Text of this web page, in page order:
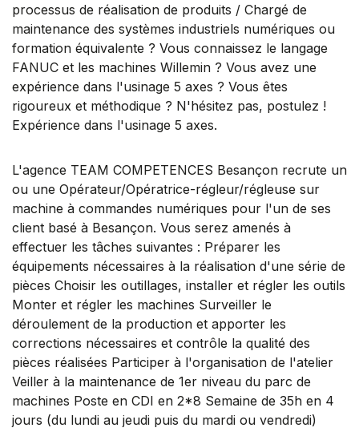
processus de réalisation de produits / Chargé de
maintenance des systèmes industriels numériques ou
formation équivalente ? Vous connaissez le langage
FANUC et les machines Willemin ? Vous avez une
expérience dans l'usinage 5 axes ? Vous êtes
rigoureux et méthodique ? N'hésitez pas, postulez !
Expérience dans l'usinage 5 axes.
L'agence TEAM COMPETENCES Besançon recrute un
ou une Opérateur/Opératrice-régleur/régleuse sur
machine à commandes numériques pour l'un de ses
client basé à Besançon. Vous serez amenés à
effectuer les tâches suivantes : Préparer les
équipements nécessaires à la réalisation d'une série de
pièces Choisir les outillages, installer et régler les outils
Monter et régler les machines Surveiller le
déroulement de la production et apporter les
corrections nécessaires et contrôle la qualité des
pièces réalisées Participer à l'organisation de l'atelier
Veiller à la maintenance de 1er niveau du parc de
machines Poste en CDI en 2*8 Semaine de 35h en 4
jours (du lundi au jeudi puis du mardi ou vendredi)